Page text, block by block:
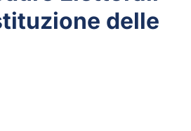
delle